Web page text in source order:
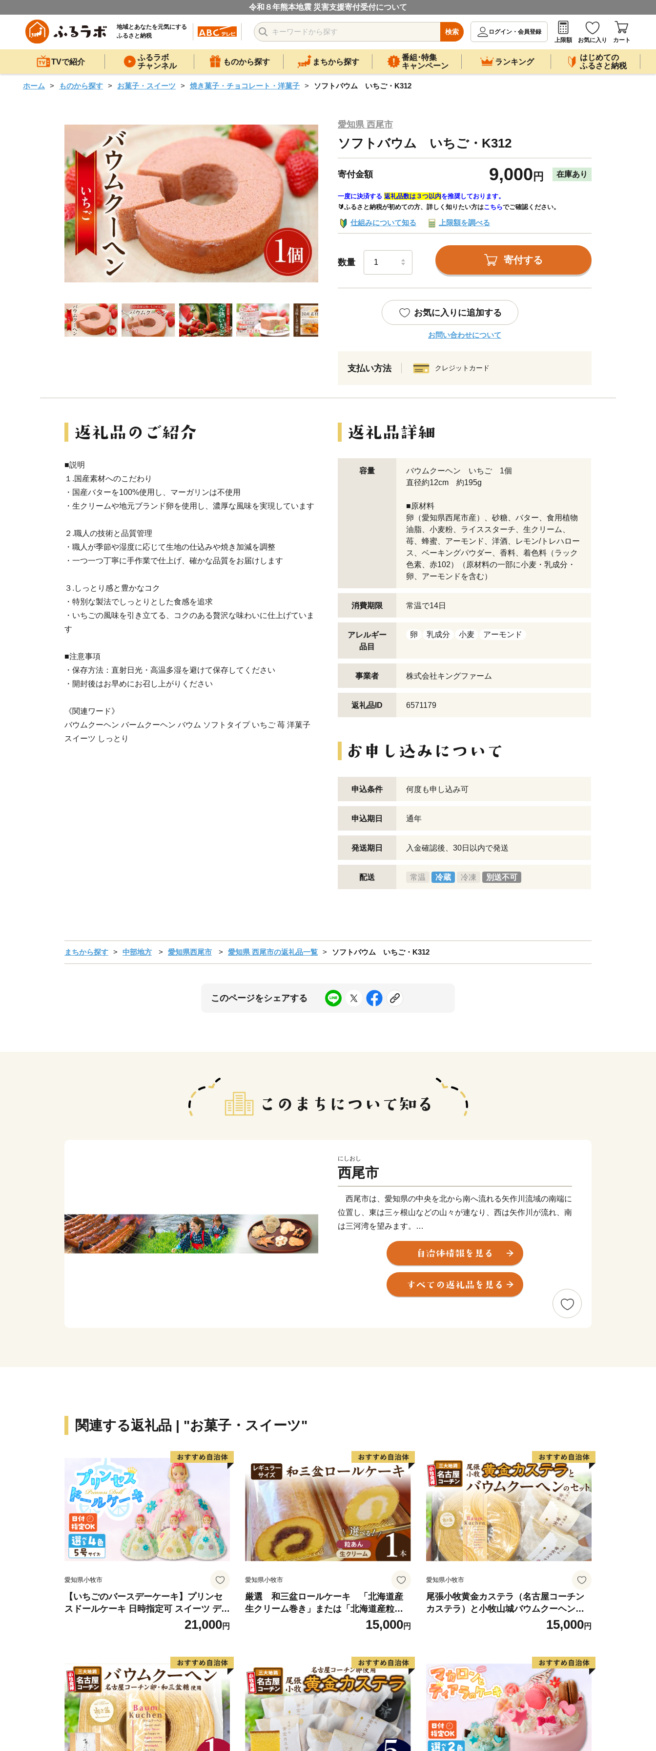
令和８年熊本地震 災害支援寄付受付について
地域とあなたを元気にする
ふるさと納税
検索
ログイン・会員登録
上限額
お気に入り カート
TVで紹介
ふるラボ
チャンネル
ものから探す まちから探す
番組･特集
キャンペーン
ランキング
はじめての
ふるさと納税
ホーム ものから探す お菓子・スイーツ 焼き菓子・チョコレート・洋菓子 ソフトバウム いちご・K312
愛知県 西尾市
ソフトバウム いちご・K312
寄付金額 9,000 円 在庫あり
一度に決済する 返礼品数は３つ以内を推奨しております。
🔰ふるさと納税が初めての方、詳しく知りたい方はこちらでご確認ください。
仕組みについて知る 上限額を調べる
数量 寄付する
お気に入りに追加する
お問い合わせについて
支払い方法 クレジットカード
■説明
１.国産素材へのこだわり
・国産バターを100%使用し、マーガリンは不使用
・生クリームや地元ブランド卵を使用し、濃厚な風味を実現しています
２.職人の技術と品質管理
・職人が季節や湿度に応じて生地の仕込みや焼き加減を調整
・一つ一つ丁寧に手作業で仕上げ、確かな品質をお届けします
３.しっとり感と豊かなコク
・特別な製法でしっとりとした食感を追求
・いちごの風味を引き立てる、コクのある贅沢な味わいに仕上げていま
す
■注意事項
・保存方法：直射日光・高温多湿を避けて保存してください
・開封後はお早めにお召し上がりください
《関連ワード》
バウムクーヘン バームクーヘン バウム ソフトタイプ いちご 苺 洋菓子
スイーツ しっとり
容量
バウムクーヘン いちご 1個
直径約12cm 約195g
■原材料
卵（愛知県西尾市産）、砂糖、バター、食用植物
油脂、小麦粉、ライススターチ、生クリーム、
苺、蜂蜜、アーモンド、洋酒、レモン/トレハロー
ス、ベーキングパウダー、香料、着色料（ラック
色素、赤102）（原材料の一部に小麦・乳成分・
卵、アーモンドを含む）
消費期限 常温で14日
アレルギー
品目
卵 乳成分 小麦 アーモンド
事業者 株式会社キングファーム
返礼品ID 6571179
申込条件 何度も申し込み可
申込期日 通年
発送期日 入金確認後、30日以内で発送
配送 常温 冷蔵 冷凍 別送不可
まちから探す 中部地方 愛知県西尾市 愛知県 西尾市の返礼品一覧 ソフトバウム いちご・K312
このページをシェアする
にしおし
西尾市
西尾市は、愛知県の中央を北から南へ流れる矢作川流域の南端に
位置し、東は三ヶ根山などの山々が連なり、西は矢作川が流れ、南
は三河湾を望みます。
鎌倉時代に足利義氏によって築かれたと伝えられる「西条城」は、
この地域の拠点として発展を続け、「西尾城」と改称された江戸時
代に城下町が形成されました。明和元年（1764年）、大給松平家
の居城となると、六万石城下町として商業がさらに賑わいを見せる
ようになり、その栄華は祇園祭として有形無形で今も大切に残され
全国に誇る三大ブランドです。
また、市内には歴史的な史跡や名所が点在し、伝統的な祭りや民
俗芸能も多く伝えられているほか、海・山・川など自然環境も豊か
な「自然と文化と人々がとけあい、心豊かに暮らせるまち」それが
六万石城下町・西尾です。
【お問い合わせ先】
■ 返礼品・配送に関する問い合わせ
※西尾市は、返礼品に関する事務を外部委託しています。
TEL：0563-57-7882
Mail：furusato@katch.ne.jp
（シフトプラス株式会社）
※西尾市は、ワンストップ特例申請受付業務を外部委託しています
TEL：050-3114-2837
Mail：support@nishio.furusato-lg.jp
■ その他に関する問い合わせ
西尾市総合政策部秘書政策課
関連する返礼品 | "お菓子・スイーツ"
愛知県小牧市
【いちごのバースデーケーキ】プリンセ
スドールケーキ 日時指定可 スイーツ デザ
ート 洋菓子 お取り寄せ 愛知県 小牧市 送
料無料 誕生日 クリスマス お祝い キャラ
21,000円
愛知県小牧市
厳選 和三盆ロールケーキ 「北海道産
生クリーム巻き」または「北海道産粒あ
ん巻き」（サイズ：レギュラー） 和三
盆 北海道産生クリーム 北海道産粒あん 3
15,000円
愛知県小牧市
尾張小牧黄金カステラ（名古屋コーチン
カステラ）と小牧山城バウムクーヘン
（コーチン卵と和三盆糖使用）のセッ
ト 名古屋コーチン カステラ ザラメ バー
ン 常温 愛知県 小牧市 アンプチベアやぐ
ま
15,000円